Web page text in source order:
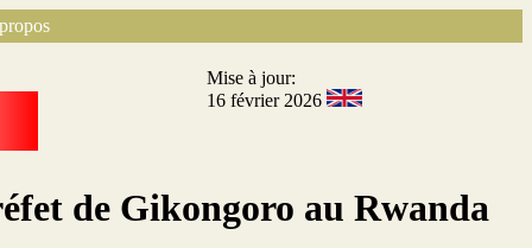
Mise à jour:
16 février 2026
de Gikongoro au Rwanda